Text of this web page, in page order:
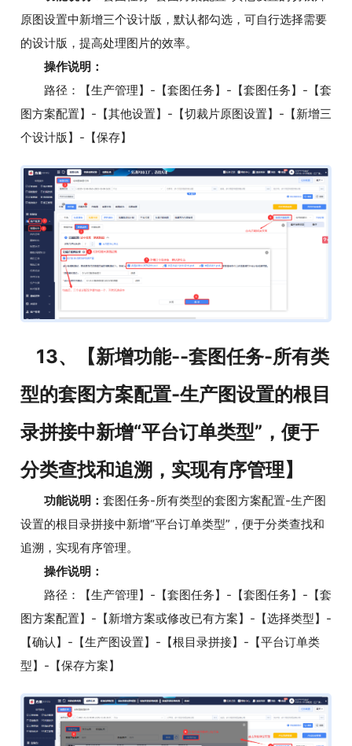
原图设置中新增三个设计版，默认都勾选，可自行选择需要
的设计版，提高处理图片的效率。
操作说明：
路径：【生产管理】-【套图任务】-【套图任务】-【套
图方案配置】-【其他设置】-【切裁片原图设置】-【新增三
个设计版】-【保存】
13、【新增功能--套图任务-所有类
型的套图方案配置-生产图设置的根目
录拼接中新增“平台订单类型”，便于
分类查找和追溯，实现有序管理】
功能说明： 套图任务-所有类型的套图方案配置-生产图
设置的根目录拼接中新增“平台订单类型”，便于分类查找和
追溯，实现有序管理。
操作说明：
路径：【生产管理】-【套图任务】-【套图任务】-【套
图方案配置】-【新增方案或修改已有方案】-【选择类型】-
【确认】-【生产图设置】-【根目录拼接】-【平台订单类
型】-【保存方案】